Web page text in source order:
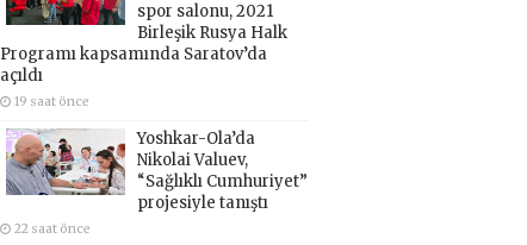
spor salonu, 2021
Birleşik Rusya Halk
Programı kapsamında Saratov’da
açıldı
19 saat önce
Yoshkar-Ola’da
Nikolai Valuev,
“Sağlıklı Cumhuriyet”
projesiyle tanıştı
22 saat önce